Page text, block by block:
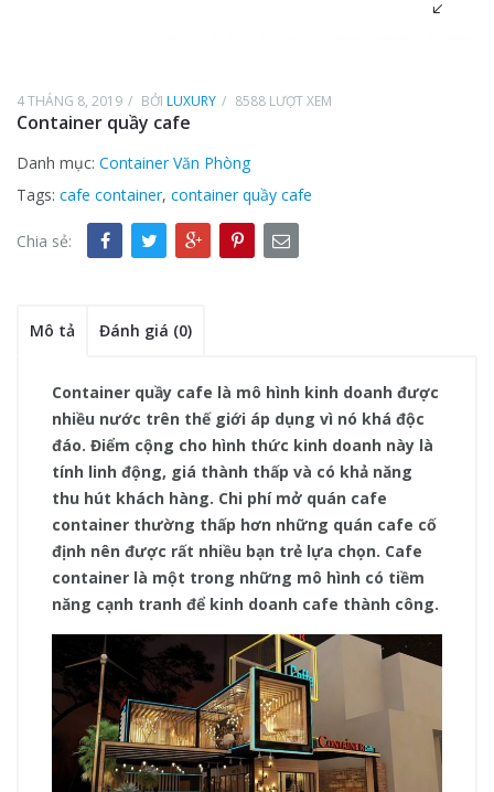
4 THÁNG 8, 2019 BỞI LUXURY 8588 LƯỢT XEM
Container quầy cafe
Danh mục: Container Văn Phòng
Tags: cafe container, container quầy cafe
Chia sẻ:
Mô tả Đánh giá (0)
Container quầy cafe là mô hình kinh doanh được
nhiều nước trên thế giới áp dụng vì nó khá độc
đáo. Điểm cộng cho hình thức kinh doanh này là
tính linh động, giá thành thấp và có khả năng
thu hút khách hàng. Chi phí mở quán cafe
container thường thấp hơn những quán cafe cố
định nên được rất nhiều bạn trẻ lựa chọn. Cafe
container là một trong những mô hình có tiềm
năng cạnh tranh để kinh doanh cafe thành công.